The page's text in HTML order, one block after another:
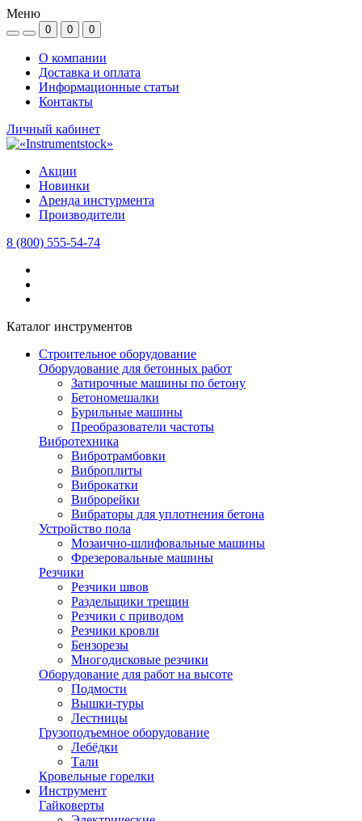
Меню
0 0 0
О компании
Доставка и оплата
Информационные статьи
Контакты
Личный кабинет
Акции
Новинки
Аренда инстурмента
Производители
8 (800) 555-54-74
Каталог инструментов
Строительное оборудование
Оборудование для бетонных работ
Затирочные машины по бетону
Бетономешалки
Бурильные машины
Преобразователи частоты
Вибротехника
Вибротрамбовки
Виброплиты
Виброкатки
Виброрейки
Вибраторы для уплотнения бетона
Устройство пола
Мозаично-шлифовальные машины
Фрезеровальные машины
Резчики
Резчики швов
Раздельщики трещин
Резчики с приводом
Резчики кровли
Бензорезы
Многодисковые резчики
Оборудование для работ на высоте
Подмости
Вышки-туры
Лестницы
Грузоподъемное оборудование
Лебёдки
Тали
Кровельные горелки
Инструмент
Гайковерты